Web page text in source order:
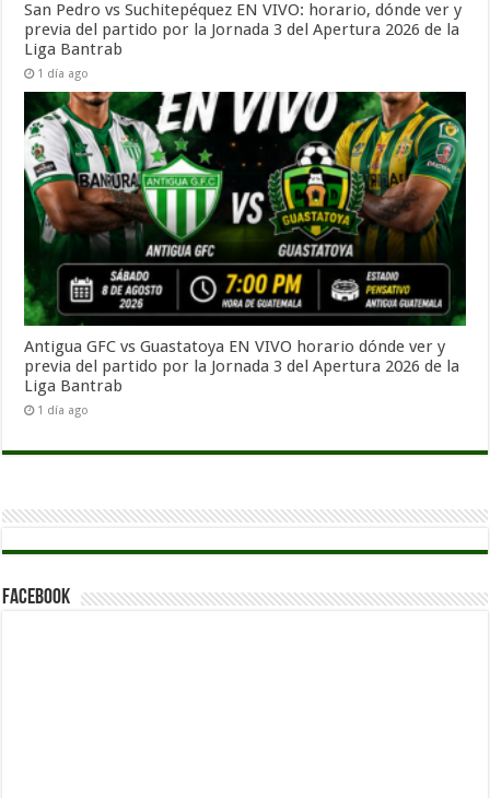
San Pedro vs Suchitepéquez EN VIVO: horario, dónde ver y
previa del partido por la Jornada 3 del Apertura 2026 de la
Liga Bantrab
1 día ago
Antigua GFC vs Guastatoya EN VIVO horario dónde ver y
previa del partido por la Jornada 3 del Apertura 2026 de la
Liga Bantrab
1 día ago
Facebook